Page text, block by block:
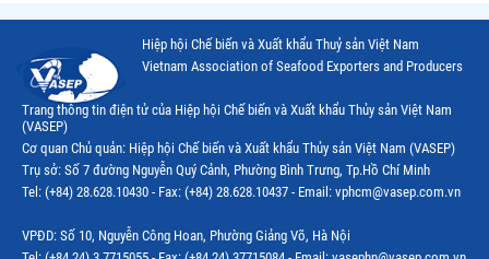
Hiệp hội Chế biến và Xuất khẩu Thuỷ sản Việt Nam
Vietnam Association of Seafood Exporters and Producers
Trang thông tin điện tử của Hiệp hội Chế biến và Xuất khẩu Thủy sản Việt Nam
(VASEP)
Cơ quan Chủ quản: Hiệp hội Chế biến và Xuất khẩu Thủy sản Việt Nam (VASEP)
Trụ sở: Số 7 đường Nguyễn Quý Cảnh, Phường Bình Trưng, Tp.Hồ Chí Minh
Tel: (+84) 28.628.10430 - Fax: (+84) 28.628.10437 - Email: vphcm@vasep.com.vn
VPĐD: Số 10, Nguyễn Công Hoan, Phường Giảng Võ, Hà Nội